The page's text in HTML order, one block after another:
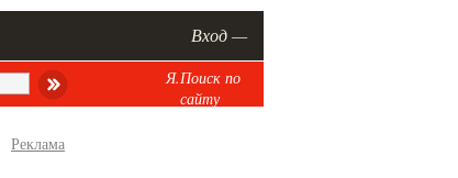
Вход —
Я.Поиск по
сайту
Реклама